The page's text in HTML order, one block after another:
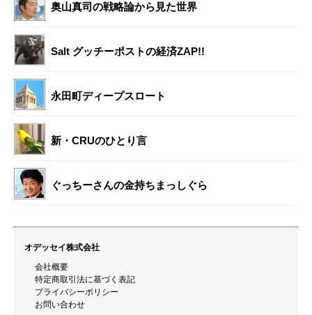
奥山真司の戦略論から見た世界
Salt グッチーポストの経済ZAP!!
永田町ディープスロート
新・CRUのひとり言
ぐっちーさんの金持ちまっしぐら
オデッセイ株式会社
会社概要
特定商取引法に基づく表記
プライバシーポリシー
お問い合わせ